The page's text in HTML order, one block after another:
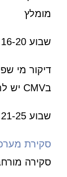
מומלץ
שבוע 16-20
דיקור מי
בCMV יש להמתין עם הדיקור עד שבוע 22)
שבוע 21-25
סקירת
סקירה